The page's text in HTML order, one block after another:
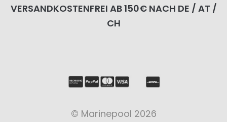
VERSANDKOSTENFREI AB 150€ NACH DE / AT /
CH
© Marinepool 2026